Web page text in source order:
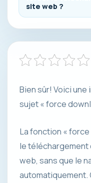
site web ?
Bien sûr! Voici
sujet « force
La fonction «
le téléchargement
web, sans que le
automatiquement.